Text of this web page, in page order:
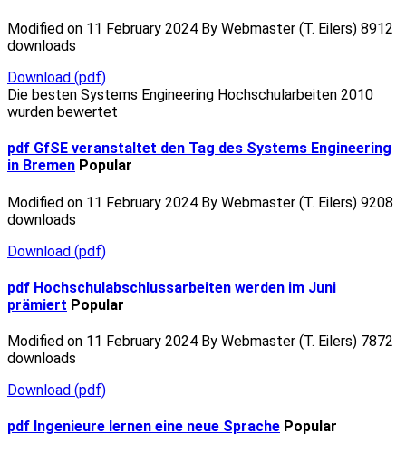
Modified on 11 February 2024 By Webmaster (T. Eilers) 8912
downloads
Download (pdf)
Die besten Systems Engineering Hochschularbeiten 2010
wurden bewertet
pdf GfSE veranstaltet den Tag des Systems Engineering
in Bremen Popular
Modified on 11 February 2024 By Webmaster (T. Eilers) 9208
downloads
Download (pdf)
pdf Hochschulabschlussarbeiten werden im Juni
prämiert Popular
Modified on 11 February 2024 By Webmaster (T. Eilers) 7872
downloads
Download (pdf)
pdf Ingenieure lernen eine neue Sprache Popular